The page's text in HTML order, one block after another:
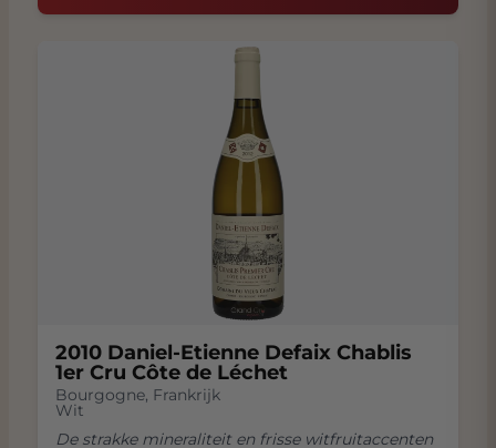
2010 Daniel-Etienne Defaix Chablis
1er Cru Côte de Léchet
Bourgogne, Frankrijk
Wit
De strakke mineraliteit en frisse witfruitaccenten